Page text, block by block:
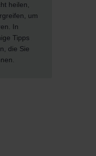
heilen,
um
In
Tipps
die Sie